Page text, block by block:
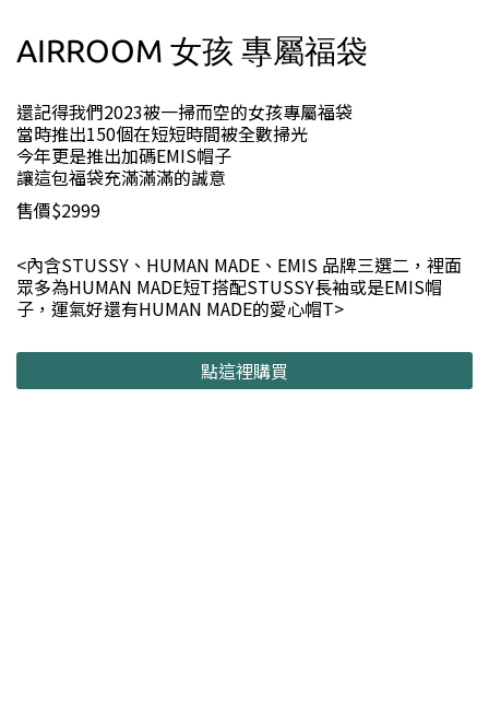
AIRROOM 女孩 專屬福袋
還記得我們2023被一掃而空的女孩專屬福袋
當時推出150個在短短時間被全數掃光
今年更是推出加碼EMIS帽子
讓這包福袋充滿滿滿的誠意
售價$2999
<內含STUSSY、HUMAN MADE、EMIS 品牌三選二，裡面
眾多為HUMAN MADE短T搭配STUSSY長袖或是EMIS帽
子，運氣好還有HUMAN MADE的愛心帽T>
點這裡購買